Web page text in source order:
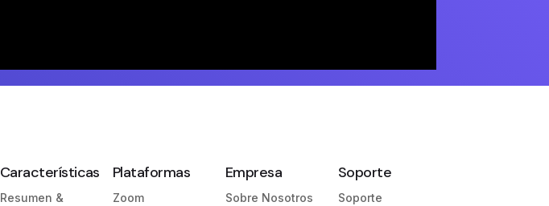
Características
Resumen &
Plataformas
Zoom
Empresa
Sobre Nosotros
Soporte
Soporte